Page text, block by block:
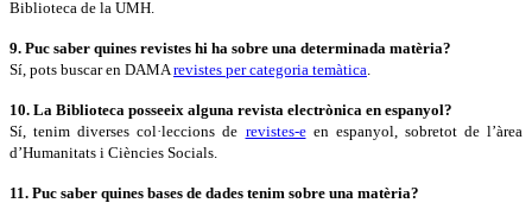
Biblioteca de la UMH.
9. Puc saber quines revistes hi ha sobre una determinada matèria?
Sí, pots buscar en DAMA revistes per categoria temàtica
10. La Biblioteca posseeix alguna revista electrònica en espanyol?
Sí, tenim diverses col·leccions de revistes-een espanyol, sobretot de l’àrea
d’Humanitats i Ciències Socials.
11. Puc saber quines bases de dades tenim sobre una matèria?